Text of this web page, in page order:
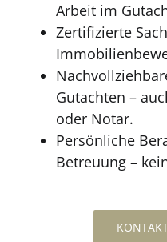
Arbeit im
Zertifizierte
Gutachten –
oder Notar.
Persönliche
Betreuung –